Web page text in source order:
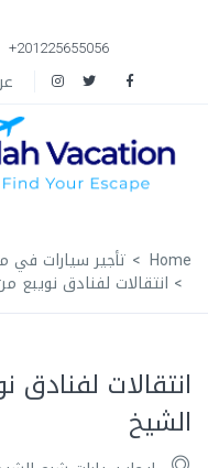
+201225655056
Home تأجير سيارات في
انتقالات لفنادق
انتقالات
الشيخ